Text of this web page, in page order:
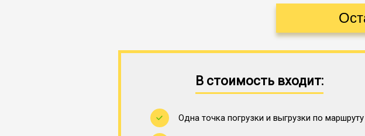
В стоимость входит:
Одна точка погрузки и выгрузки по маршруту